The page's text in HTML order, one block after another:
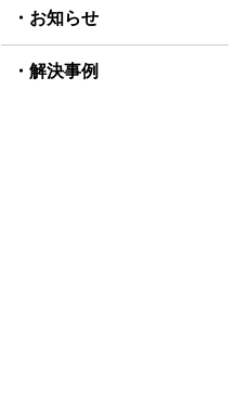
お知らせ
解決事例